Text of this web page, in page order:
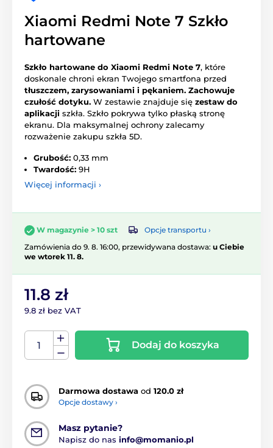
Xiaomi Redmi Note 7 Szkło
hartowane
Szkło hartowane do Xiaomi Redmi Note 7, które
doskonale chroni ekran Twojego smartfona przed
tłuszczem, zarysowaniami i pękaniem. Zachowuje
czułość dotyku. W zestawie znajduje się zestaw do
aplikacji szkła. Szkło pokrywa tylko płaską stronę
ekranu. Dla maksymalnej ochrony zalecamy
rozważenie zakupu szkła 5D.
Grubość: 0,33 mm
Twardość: 9H
Więcej informacji ›
W magazynie > 10 szt
Opcje transportu ›
Zamówienia do 9. 8. 16:00, przewidywana dostawa: u Ciebie
we wtorek 11. 8.
11.8 zł
9.8 zł bez VAT
Dodaj do koszyka
Darmowa dostawa od 120.0 zł
Opcje dostawy ›
Masz pytanie?
Napisz do nas info@momanio.pl